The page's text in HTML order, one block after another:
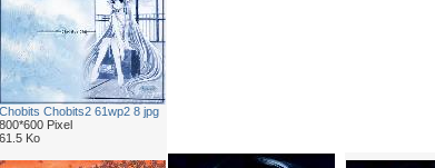
Chobits Chobits2 61wp2 8 jpg
800*600 Pixel
61.5 Ko